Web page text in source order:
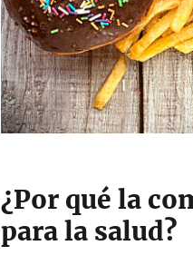
¿Por qué la
para la salud?